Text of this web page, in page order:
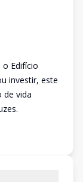
Edifício
investir, este
de vida